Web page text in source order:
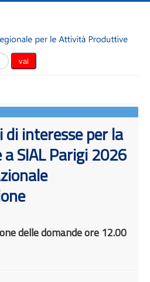
vai
interesse per la
SIAL Parigi 2026
delle domande ore 12.00